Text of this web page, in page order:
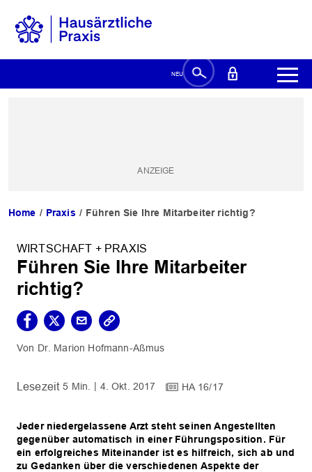
Home Praxis Führen Sie Ihre Mitarbeiter richtig?
WIRTSCHAFT + PRAXIS
Führen Sie Ihre Mitarbeiter
richtig?
Dr. Marion Hofmann-Aßmus
5 Min. 4. Okt. 2017 HA 16/17
Jeder niedergelassene Arzt steht seinen Angestellten
gegenüber automatisch in einer Führungsposition. Für
ein erfolgreiches Miteinander ist es hilfreich, sich ab und
zu Gedanken über die verschiedenen Aspekte der